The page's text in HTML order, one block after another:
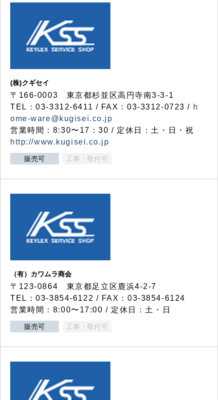
(株)クギセイ
〒166-0003 東京都杉並区高円寺南3-3-1
TEL：03-3312-6411 / FAX：03-3312-0723 / h
ome-ware@kugisei.co.jp
営業時間：8:30〜17：30 / 定休日：土・日・祝
http://www.kugisei.co.jp
販売可 工事・取付可
（有）カワムラ商会
〒123-0864 東京都足立区鹿浜4-2-7
TEL：03-3854-6122 / FAX：03-3854-6124
営業時間：8:00〜17:00 / 定休日：土・日
販売可 工事・取付可